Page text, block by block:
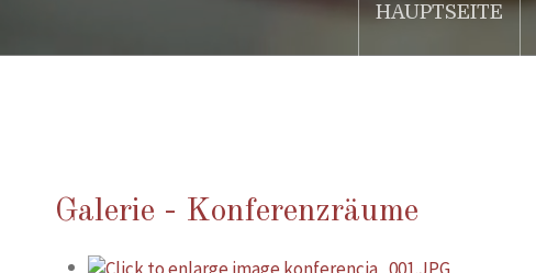
HAUPTSEITE
Galerie - Konferenzräume